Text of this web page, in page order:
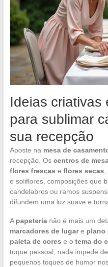
Ideias criativas
para sublimar
sua recepção
Aposte na mesa de
recepção. Os centros de
flores frescas e flores secas
e soliflores, composições que
candelabros ou ramos
difundem uma luz suave e
A papeterianão é mais um
marcadores de lugare plano
paleta de cores e o tema do
toque pessoal, nada impede
pequenos toques de humor